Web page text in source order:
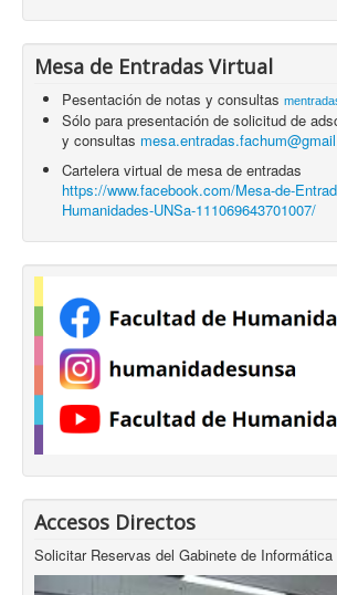
Mesa de Entradas Virtual
Pesentación de notas y consultas
Sólo para presentación de solicitud de
y consultas
Cartelera virtual de mesa de entradas
https://www.facebook.com/Mesa-de-
Humanidades-UNSa-111069643701007/
Accesos Directos
Solicitar Reservas del Gabinete de Informática